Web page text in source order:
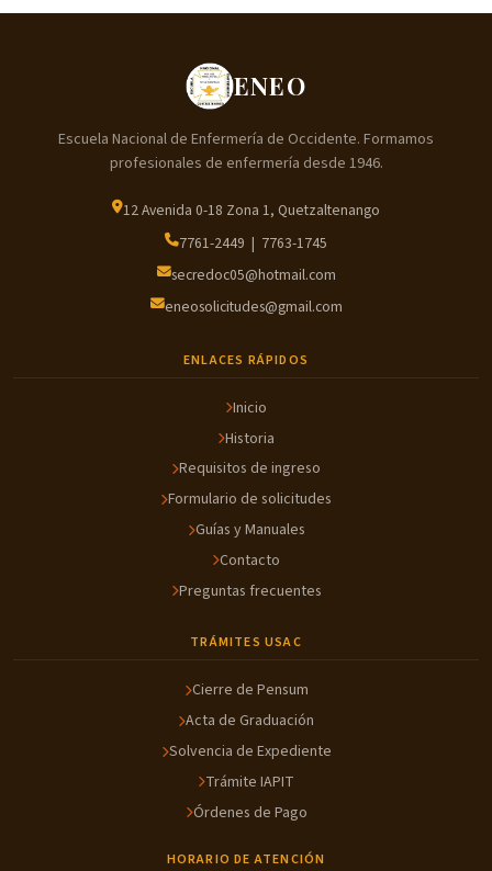
ENEO
Escuela Nacional de Enfermería de Occidente. Formamos
profesionales de enfermería desde 1946.
12 Avenida 0-18 Zona 1, Quetzaltenango
7761-2449 | 7763-1745
secredoc05@hotmail.com
eneosolicitudes@gmail.com
ENLACES RÁPIDOS
Inicio
Historia
Requisitos de ingreso
Formulario de solicitudes
Guías y Manuales
Contacto
Preguntas frecuentes
TRÁMITES USAC
Cierre de Pensum
Acta de Graduación
Solvencia de Expediente
Trámite IAPIT
Órdenes de Pago
HORARIO DE ATENCIÓN